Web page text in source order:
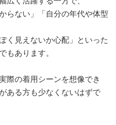
らない」「自分の年代や体型
く見えないか心配」といった
もあります。
際の着用シーンを想像でき
ある方も少なくないはずで